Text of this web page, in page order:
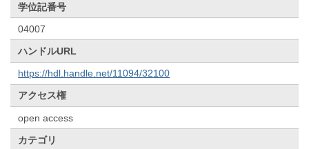
学位記番号
04007
ハンドルURL
https://hdl.handle.net/11094/32100
アクセス権
open access
カテゴリ